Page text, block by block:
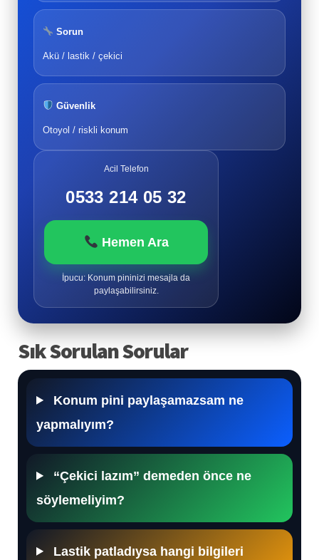
Sorun
Akü / lastik / çekici
Güvenlik
Otoyol / riskli konum
Acil Telefon
0533 214 05 32
Hemen Ara
İpucu: Konum pininizi mesajla da
paylaşabilirsiniz.
Sık Sorulan Sorular
Konum pini paylaşamazsam ne
yapmalıyım?
“Çekici lazım” demeden önce ne
söylemeliyim?
Lastik patladıysa hangi bilgileri